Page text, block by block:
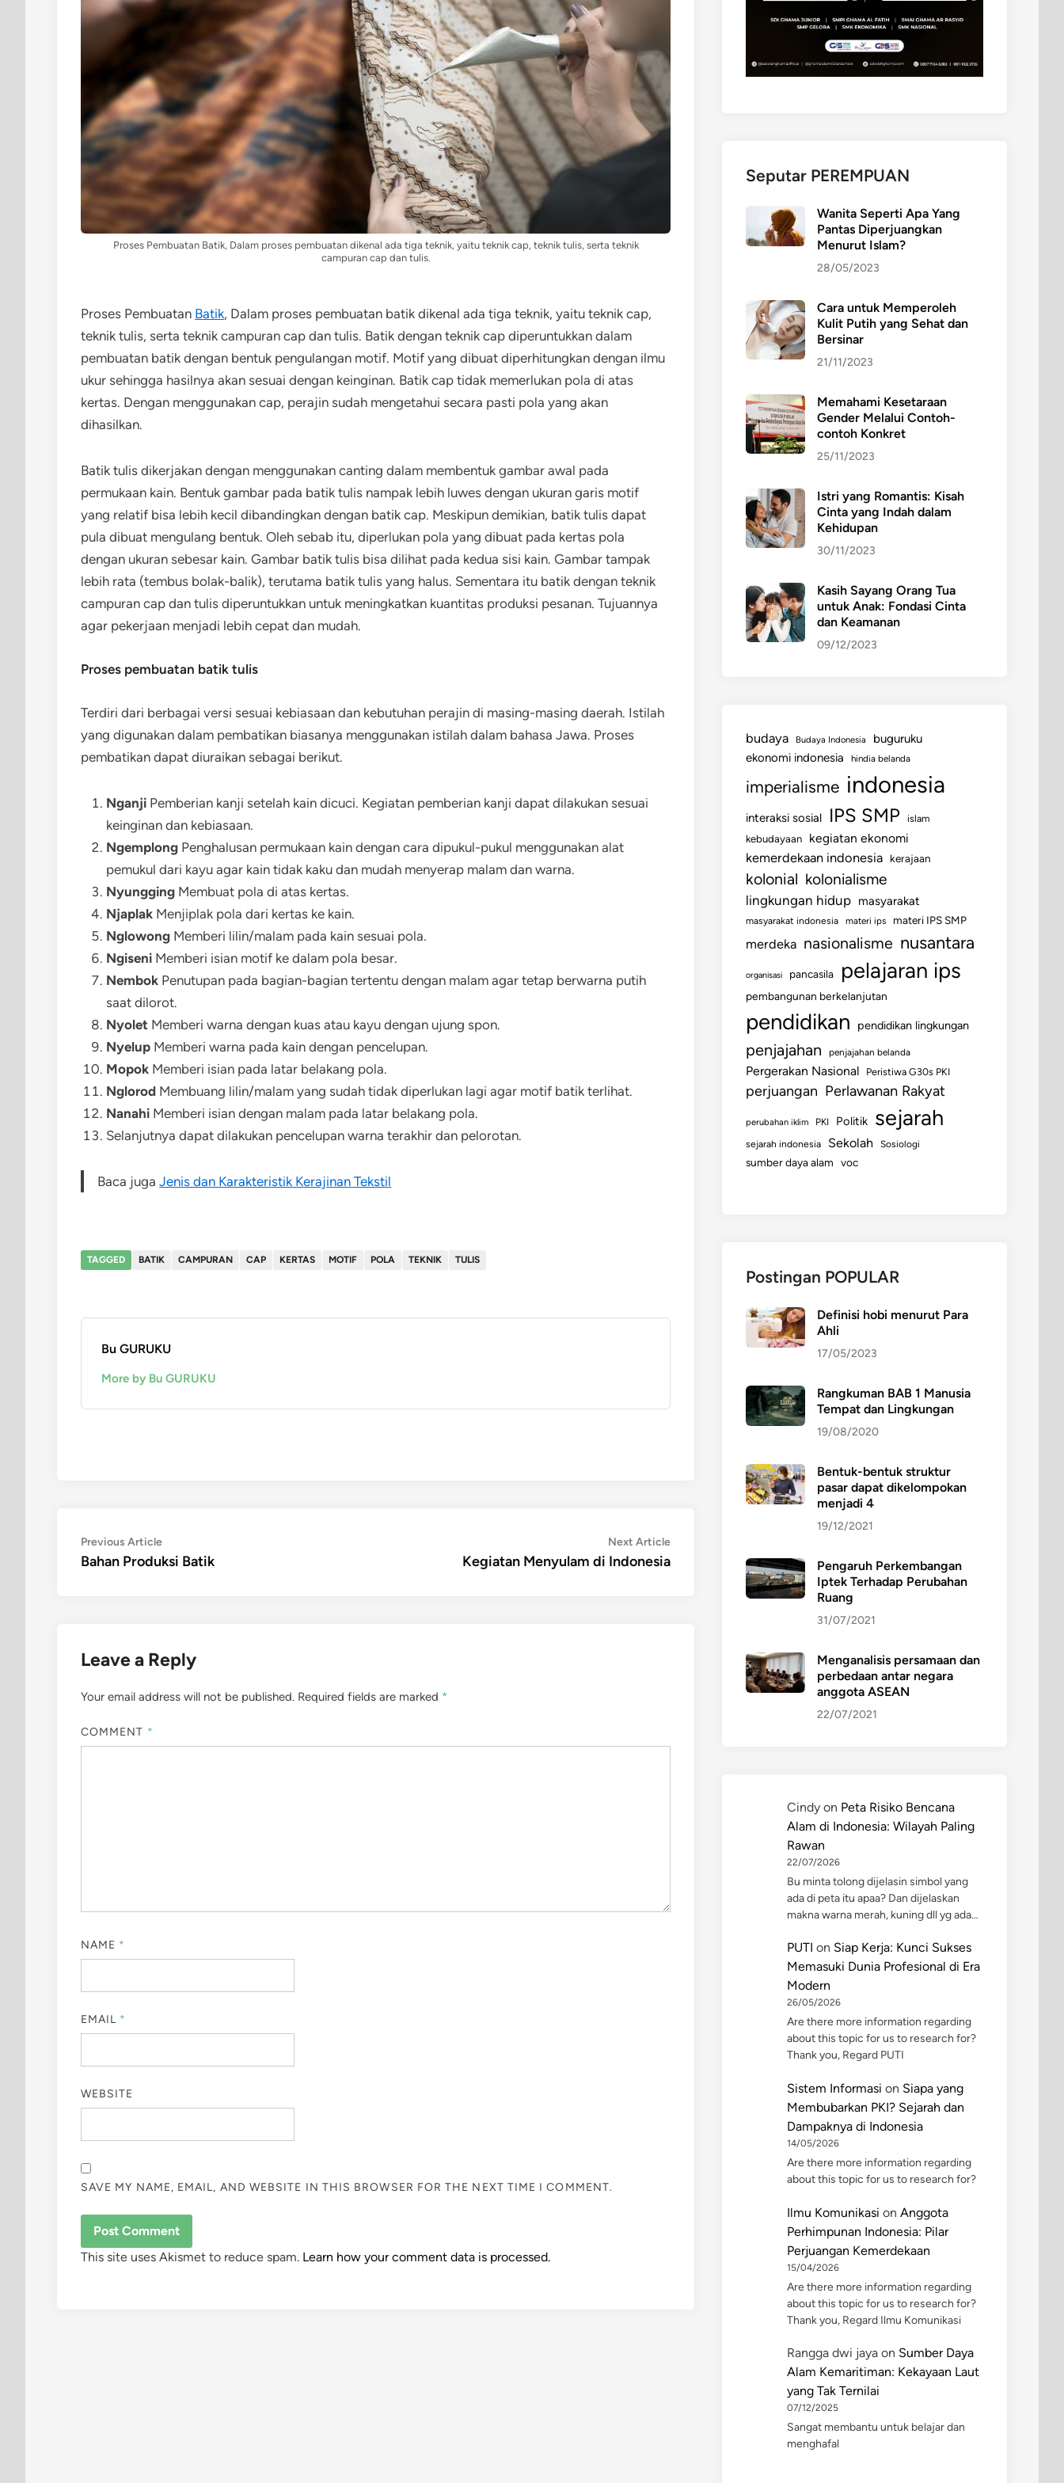
Proses Pembuatan Batik, Dalam proses pembuatan dikenal ada tiga teknik, yaitu teknik cap, teknik tulis, serta teknik
campuran cap dan tulis.
Proses Pembuatan Batik, Dalam proses pembuatan batik dikenal ada tiga teknik, yaitu teknik cap,
teknik tulis, serta teknik campuran cap dan tulis. Batik dengan teknik cap diperuntukkan dalam
pembuatan batik dengan bentuk pengulangan motif. Motif yang dibuat diperhitungkan dengan ilmu
ukur sehingga hasilnya akan sesuai dengan keinginan. Batik cap tidak memerlukan pola di atas
kertas. Dengan menggunakan cap, perajin sudah mengetahui secara pasti pola yang akan
dihasilkan.
Batik tulis dikerjakan dengan menggunakan canting dalam membentuk gambar awal pada
permukaan kain. Bentuk gambar pada batik tulis nampak lebih luwes dengan ukuran garis motif
yang relatif bisa lebih kecil dibandingkan dengan batik cap. Meskipun demikian, batik tulis dapat
pula dibuat mengulang bentuk. Oleh sebab itu, diperlukan pola yang dibuat pada kertas pola
dengan ukuran sebesar kain. Gambar batik tulis bisa dilihat pada kedua sisi kain. Gambar tampak
lebih rata (tembus bolak-balik), terutama batik tulis yang halus. Sementara itu batik dengan teknik
campuran cap dan tulis diperuntukkan untuk meningkatkan kuantitas produksi pesanan. Tujuannya
agar pekerjaan menjadi lebih cepat dan mudah.
Proses pembuatan batik tulis
Terdiri dari berbagai versi sesuai kebiasaan dan kebutuhan perajin di masing-masing daerah. Istilah
yang digunakan dalam pembatikan biasanya menggunakan istilah dalam bahasa Jawa. Proses
pembatikan dapat diuraikan sebagai berikut.
Nganji Pemberian kanji setelah kain dicuci. Kegiatan pemberian kanji dapat dilakukan sesuai
keinginan dan kebiasaan.
Ngemplong Penghalusan permukaan kain dengan cara dipukul-pukul menggunakan alat
pemukul dari kayu agar kain tidak kaku dan mudah menyerap malam dan warna.
Nyungging Membuat pola di atas kertas.
Njaplak Menjiplak pola dari kertas ke kain.
Nglowong Memberi lilin/malam pada kain sesuai pola.
Ngiseni Memberi isian motif ke dalam pola besar.
Nembok Penutupan pada bagian-bagian tertentu dengan malam agar tetap berwarna putih
saat dilorot.
Nyolet Memberi warna dengan kuas atau kayu dengan ujung spon.
Nyelup Memberi warna pada kain dengan pencelupan.
Mopok Memberi isian pada latar belakang pola.
Nglorod Membuang lilin/malam yang sudah tidak diperlukan lagi agar motif batik terlihat.
Nanahi Memberi isian dengan malam pada latar belakang pola.
Selanjutnya dapat dilakukan pencelupan warna terakhir dan pelorotan.
Baca jugaJenis dan Karakteristik Kerajinan Tekstil
TAGGED BATIK CAMPURAN CAP KERTAS MOTIF POLA TEKNIK TULIS
Bu GURUKU
More by Bu GURUKU
Post
navigation
Previous ArticlePrevious
article:
Bahan Produksi Batik
Next ArticleNext
article:
Kegiatan Menyulam di Indonesia
Leave a Reply
Your email address will not be published. Required fields are marked *
COMMENT *
NAME *
EMAIL *
WEBSITE
SAVE MY NAME, EMAIL, AND WEBSITE IN THIS BROWSER FOR THE NEXT TIME I COMMENT.
This site uses Akismet to reduce spam. Learn how your comment data is processed.
Seputar PEREMPUAN
Wanita Seperti Apa Yang
Pantas Diperjuangkan
Menurut Islam?
28/05/2023
Cara untuk Memperoleh
Kulit Putih yang Sehat dan
Bersinar
21/11/2023
Memahami Kesetaraan
Gender Melalui Contoh-
contoh Konkret
25/11/2023
Istri yang Romantis: Kisah
Cinta yang Indah dalam
Kehidupan
30/11/2023
Kasih Sayang Orang Tua
untuk Anak: Fondasi Cinta
dan Keamanan
09/12/2023
budaya Budaya Indonesia
buguruku
ekonomi indonesia
hindia belanda
imperialisme indonesia
interaksi sosial IPS SMP
islam
kebudayaan
kegiatan ekonomi
kemerdekaan indonesia kerajaan
kolonial kolonialisme
lingkungan hidup masyarakat
masyarakat indonesia materi ips materi IPS SMP
merdeka nasionalisme nusantara
organisasi pancasila pelajaran ips
pembangunan berkelanjutan
pendidikan pendidikan lingkungan
penjajahan penjajahan belanda
Pergerakan Nasional Peristiwa G30s PKI
perjuangan Perlawanan Rakyat
perubahan iklim PKI Politik sejarah
sejarah indonesia Sekolah Sosiologi
sumber daya alam voc
Postingan POPULAR
Definisi hobi menurut Para
Ahli
17/05/2023
Rangkuman BAB 1 Manusia
Tempat dan Lingkungan
19/08/2020
Bentuk-bentuk struktur
pasar dapat dikelompokan
menjadi 4
19/12/2021
Pengaruh Perkembangan
Iptek Terhadap Perubahan
Ruang
31/07/2021
Menganalisis persamaan dan
perbedaan antar negara
anggota ASEAN
22/07/2021
Cindy on Peta Risiko Bencana
Alam di Indonesia: Wilayah Paling
Rawan
22/07/2026
Bu minta tolong dijelasin simbol yang
ada di peta itu apaa? Dan dijelaskan
makna warna merah, kuning dll yg ada…
PUTI on Siap Kerja: Kunci Sukses
Memasuki Dunia Profesional di Era
Modern
26/05/2026
Are there more information regarding
about this topic for us to research for?
Thank you, Regard PUTI
Sistem Informasi on Siapa yang
Membubarkan PKI? Sejarah dan
Dampaknya di Indonesia
14/05/2026
Are there more information regarding
about this topic for us to research for?
Ilmu Komunikasi on Anggota
Perhimpunan Indonesia: Pilar
Perjuangan Kemerdekaan
15/04/2026
Are there more information regarding
about this topic for us to research for?
Thank you, Regard Ilmu Komunikasi
Rangga dwi jaya on Sumber Daya
Alam Kemaritiman: Kekayaan Laut
yang Tak Ternilai
07/12/2025
Sangat membantu untuk belajar dan
menghafal